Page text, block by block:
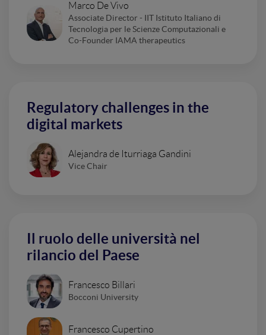
Marco De Vivo
Associate Director - IIT Istituto Italiano di
Tecnologia per le Scienze Computazionali e
Co-Founder IAMA therapeutics
Regulatory challenges in the
digital markets
Alejandra de Iturriaga Gandini
Vice Chair
Il ruolo delle università nel
rilancio del Paese
Francesco Billari
Bocconi University
Francesco Cupertino